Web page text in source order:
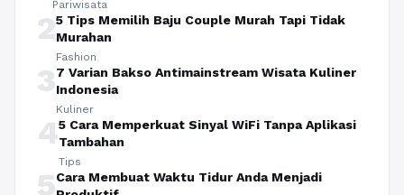
Pariwisata
25 Tips Memilih Baju Couple Murah Tapi Tidak
Murahan
Fashion
37 Varian Bakso Antimainstream Wisata Kuliner
Indonesia
Kuliner
45 Cara Memperkuat Sinyal WiFi Tanpa Aplikasi
Tambahan
Tips
5Cara Membuat Waktu Tidur Anda Menjadi